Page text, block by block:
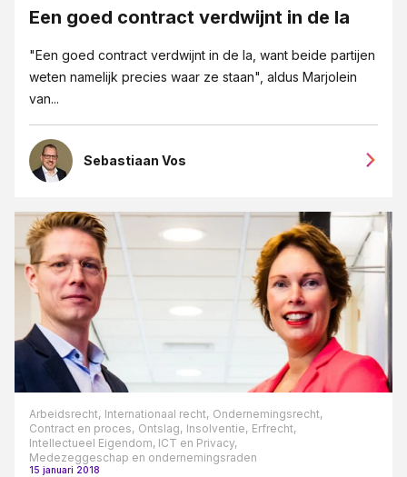
Een goed contract verdwijnt in de la
"Een goed contract verdwijnt in de la, want beide partijen
weten namelijk precies waar ze staan", aldus Marjolein
van...
Sebastiaan Vos
Arbeidsrecht, Internationaal recht, Ondernemingsrecht,
Contract en proces, Ontslag, Insolventie, Erfrecht,
Intellectueel Eigendom, ICT en Privacy,
Medezeggeschap en ondernemingsraden
15 januari 2018